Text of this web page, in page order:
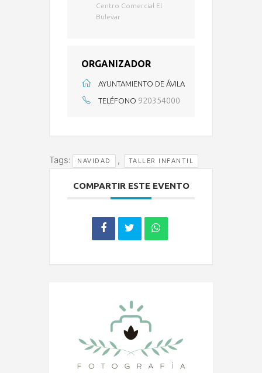
Centro Comercial El
Bulevar
ORGANIZADOR
AYUNTAMIENTO DE ÁVILA
TELÉFONO 920354000
Tags: NAVIDAD , TALLER INFANTIL
COMPARTIR ESTE EVENTO